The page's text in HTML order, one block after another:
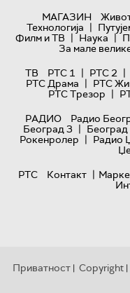
МАГАЗИН
Технологијa |
Филм и ТВ | Наука |
За мале
ТВ
РТС 1 | РТС 2 |
РТС Драма | РТС
РТС Трезор |
РАДИО
Радио
Београд 3 |
Рокенролер | Радио
РТС
Контакт |
Приватност | Copyright |